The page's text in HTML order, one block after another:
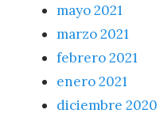
mayo 2021
marzo 2021
febrero 2021
enero 2021
diciembre 2020